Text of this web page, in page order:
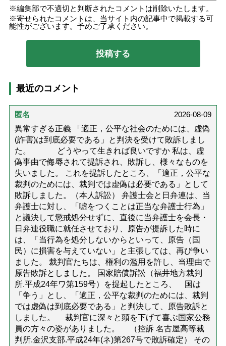
編集部で不適切と判断されたコメントは削除いたします。
寄せられたコメントは、当サイト内の記事中で掲載する可
能性がございます。予めご了承ください。
最近のコメント
匿名
2026-08-09
異常すぎる正義 「適正，公平な社会のためには、虚偽
(詐害)は到底必要である」と判決を受けて敗訴しまし
た。 どうやって生きれば良いですか 私は、虚
偽事由で侮辱されて提訴され、敗訴し、様々なものを
失いました。 これを提訴したところ、「適正，公平な
裁判のためには、裁判では虚偽は必要である」として
敗訴しました。（本人訴訟） 弁護士会と日弁連は、当
弁護士に対し、「噓をつくことは正当な弁護士行為」
と議決して懲戒処分せずに、直後に当弁護士を会長・
日弁連役職に就任させており、原告が提訴した時に
は、「当行為を処分しないからといって、原告（国
民）に損害を与えていない」と主張しては、再び争い
ました。 裁判官たちは、権利の濫用を許し、当理由で
原告敗訴としました。 国家賠償訴訟（福井地方裁判
所.平成24年ワ第159号）を提起したところ、 国は
「争う」とし、「適正，公平な裁判のためには、裁判
では虚偽は到底必要である」と判決して、原告敗訴と
しました。 裁判官に深々と頭を下げて喜ぶ国家公務
員の方々の姿がありました。 （控訴 名古屋高等裁
判所.金沢支部.平成24年(ネ)第267号で敗訴確定） その